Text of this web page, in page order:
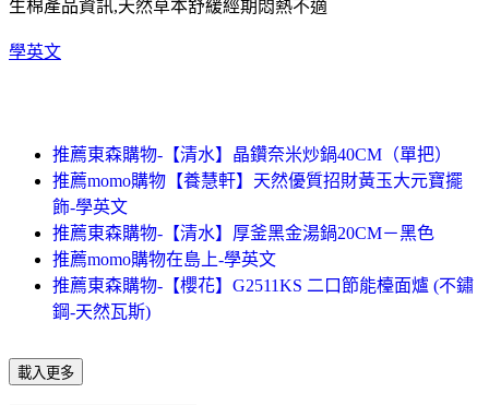
生棉產品資訊,天然草本舒緩經期悶熱不適
學英文
推薦東森購物-【清水】晶鑽奈米炒鍋40CM（單把）
推薦momo購物【養慧軒】天然優質招財黃玉大元寶擺
飾-學英文
推薦東森購物-【清水】厚釜黑金湯鍋20CM－黑色
推薦momo購物在島上-學英文
推薦東森購物-【櫻花】G2511KS 二口節能檯面爐 (不鏽
鋼-天然瓦斯)
載入更多